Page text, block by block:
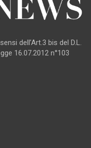
dell’Art.3 bis del D.L.
16.07.2012 n°103